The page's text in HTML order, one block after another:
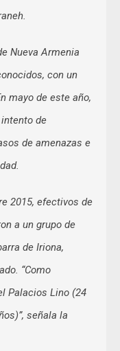
Nueva Armenia
con un
mayo de este año,
de
de amenazas e
2015, efectivos de
a un grupo de
de Iriona,
“Como
Palacios Lino (24
señala la